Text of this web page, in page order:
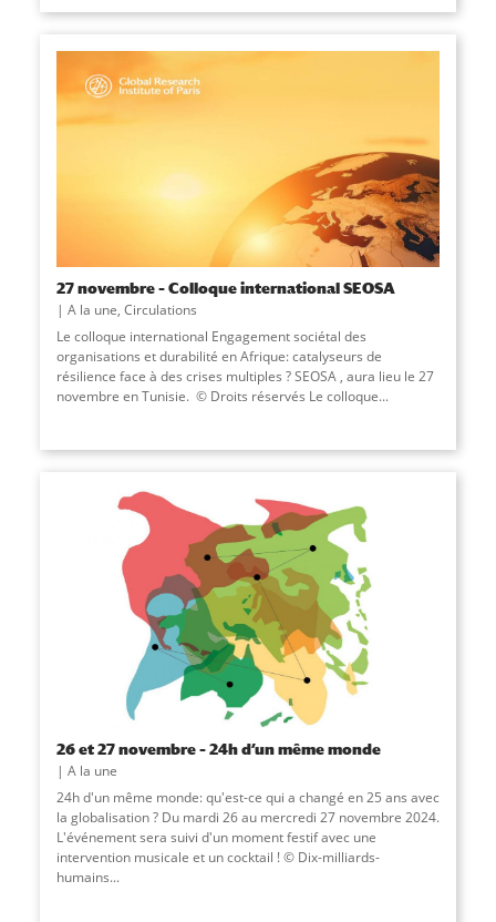
27 novembre – Colloque international SEOSA
A la une, Circulations
Le colloque international Engagement sociétal des
organisations et durabilité en Afrique: catalyseurs de
résilience face à des crises multiples ? SEOSA , aura lieu le 27
novembre en Tunisie. © Droits réservés Le colloque...
26 et 27 novembre – 24h d’un même monde
A la une
24h d'un même monde: qu'est-ce qui a changé en 25 ans avec
la globalisation ? Du mardi 26 au mercredi 27 novembre 2024.
L'événement sera suivi d'un moment festif avec une
intervention musicale et un cocktail ! © Dix-milliards-
humains...